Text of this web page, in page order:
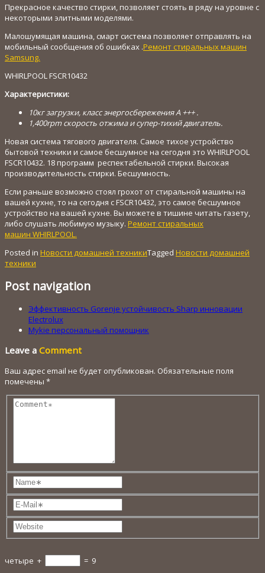
Прекрасное качество стирки, позволяет стоять в ряду на уровне с
некоторыми элитными моделями.
Малошумящая машина, смарт система позволяет отправлять на
мобильный сообщения об ошибках .Ремонт стиральных машин
Samsung.
WHIRLPOOL FSCR10432
Характеристики:
10кг загрузки, класс энергосбережения A +++ .
1,400rpm скорость отжима и супер-тихий двигатель.
Новая система тягового двигателя. Самое тихое устройство
бытовой техники и самое бесшумное на сегодня это WHIRLPOOL
FSCR10432. 18 программ респектабельной стирки. Высокая
производительность стирки. Бесшумность.
Если раньше возможно стоял грохот от стиральной машины на
вашей кухне, то на сегодня с FSCR10432, это самое бесшумное
устройство на вашей кухне. Вы можете в тишине читать газету,
либо слушать любимую музыку. Ремонт стиральных
машин WHIRLPOOL.
Posted in Новости домашней техникиTagged Новости домашней
техники
Post navigation
Эффективность Gorenje устойчивость Sharp инновации
Electrolux
Mykie персональный помощник
Leave a Comment
Ваш адрес email не будет опубликован. Обязательные поля
помечены *
четыре + = 9